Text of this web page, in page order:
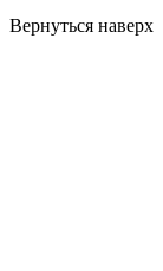
Вернуться наверх